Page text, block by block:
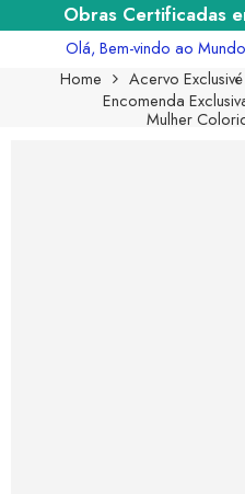
Obras Certificadas
Olá, Bem-vindo ao
Home
Acervo Exclusivé
Encomenda
Mulher